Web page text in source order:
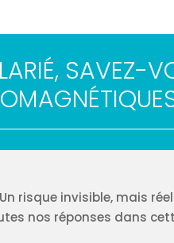
SAVEZ-
risque invisible, mais
nos réponses dans